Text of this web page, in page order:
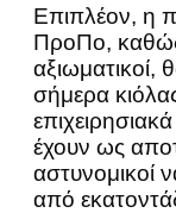
Επιπλέον, η
ΠροΠο, καθώς
αξιωματικοί,
σήμερα
έχουν ως
αστυνομικοί
από